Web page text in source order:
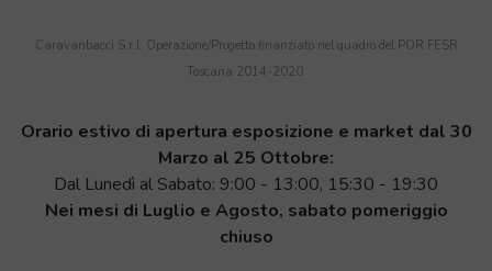
Caravanbacci S.r.l. Operazione/Progetto finanziato nel quadro del POR FESR
Toscana 2014-2020.
Orario estivo di apertura esposizione e market dal 30
Marzo al 25 Ottobre:
Dal Lunedì al Sabato: 9:00 - 13:00, 15:30 - 19:30
Nei mesi di Luglio e Agosto, sabato pomeriggio
chiuso